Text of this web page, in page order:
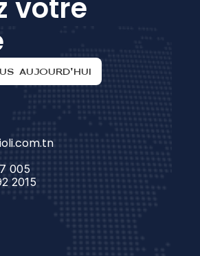
votre
aujourd'hui
005
2015